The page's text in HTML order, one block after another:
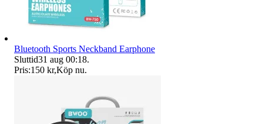
Bluetooth Sports Neckband Earphone
Sluttid31 aug 00:18.
Pris:150 kr,Köp nu.